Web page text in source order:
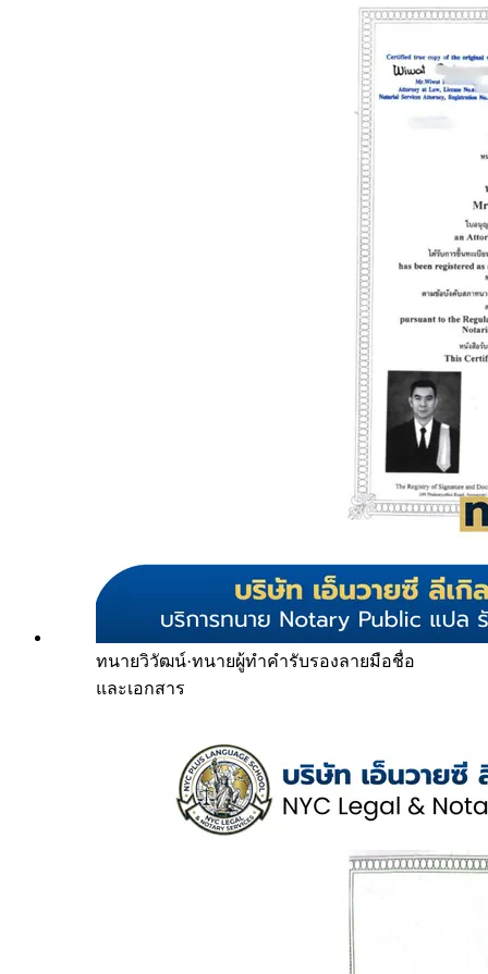
ทนายวิวัฒน์·ทนายผู้ทำคำรับรองลายมือชื่อ
และเอกสาร